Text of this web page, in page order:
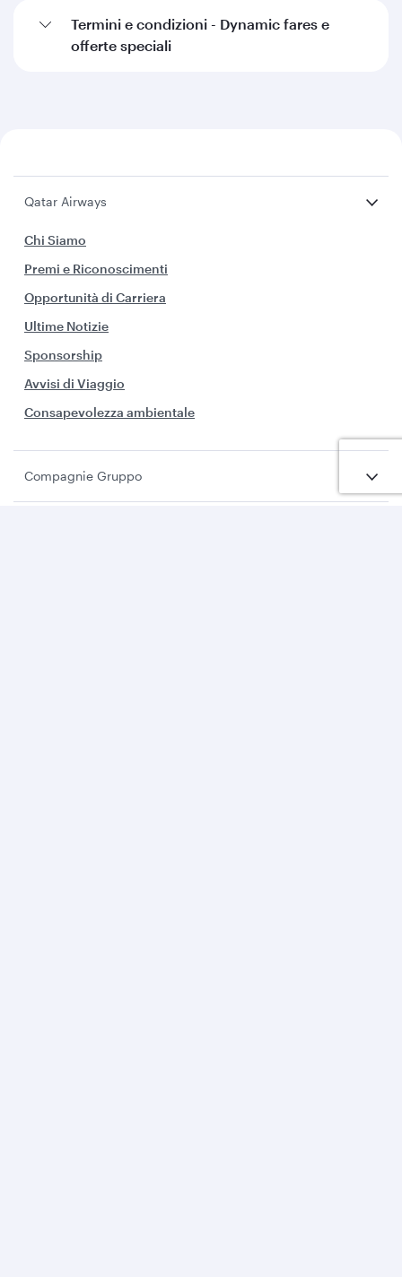
Termini e condizioni - Dynamic fares e
offerte speciali
Qatar Airways
Chi Siamo
Premi e Riconoscimenti
Opportunità di Carriera
Ultime Notizie
Sponsorship
Avvisi di Viaggio
Consapevolezza ambientale
Compagnie Gruppo